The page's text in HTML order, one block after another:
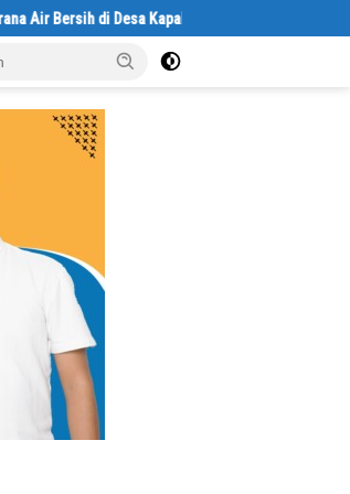
di Desa Kapal Merah